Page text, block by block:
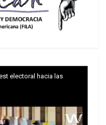
deviene
una
electoral hacia las